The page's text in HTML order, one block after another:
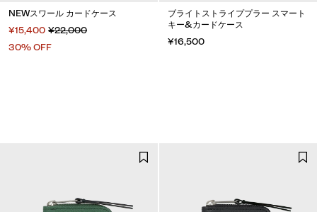
NEWスワール カードケース
¥15,400 ¥22,000
30% OFF
ブライトストライププラー スマート
キー&カードケース
¥16,500